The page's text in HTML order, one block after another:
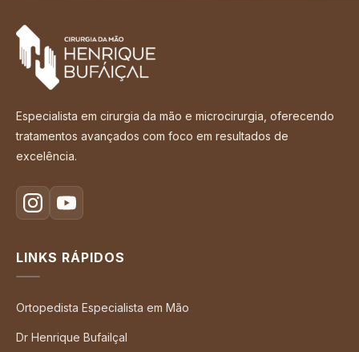
Especialista em cirurgia da mão e microcirurgia, oferecendo
tratamentos avançados com foco em resultados de
excelência.
LINKS RÁPIDOS
Ortopedista Especialista em Mão
Dr Henrique Bufailçal